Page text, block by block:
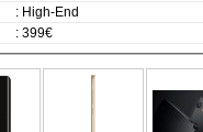
: High-End
: 399€